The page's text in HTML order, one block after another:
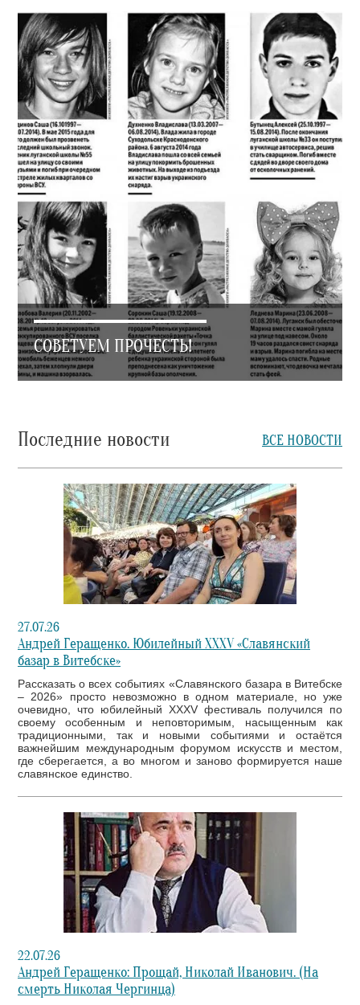
СОВЕТУЕМ ПРОЧЕСТЬ!
Последние новости ВСЕ НОВОСТИ
27.07.26
Андрей Геращенко. Юбилейный XXXV «Славянский
базар в Витебске»
Рассказать о всех событиях «Славянского базара в Витебске
– 2026» просто невозможно в одном материале, но уже
очевидно, что юбилейный XXXV фестиваль получился по
своему особенным и неповторимым, насыщенным как
традиционными, так и новыми событиями и остаётся
важнейшим международным форумом искусств и местом,
где сберегается, а во многом и заново формируется наше
славянское единство.
22.07.26
Андрей Геращенко: Прощай, Николай Иванович. (На
смерть Николая Чергинца)